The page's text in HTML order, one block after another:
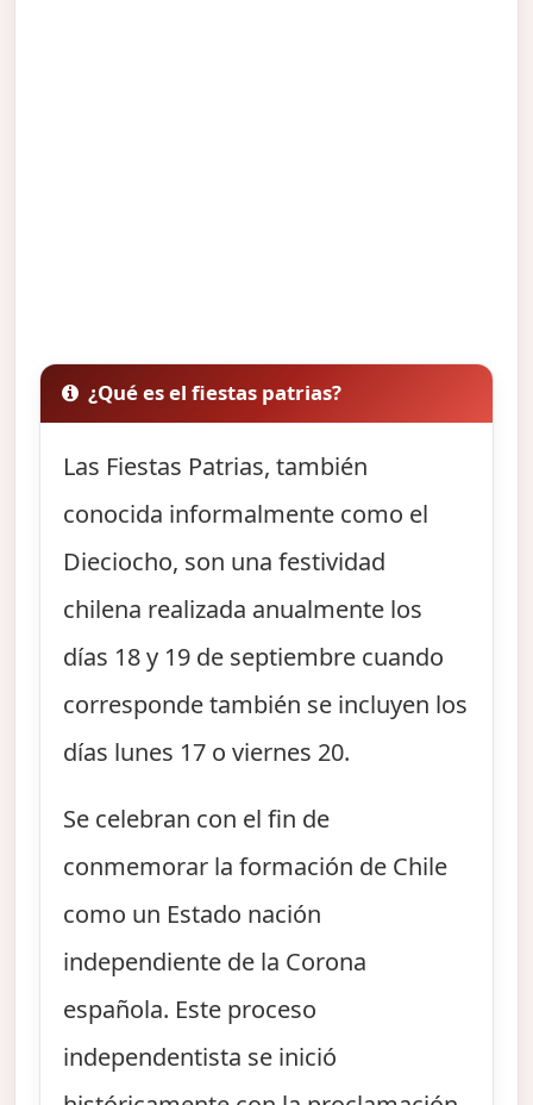
¿Qué es el fiestas patrias?
Las Fiestas Patrias, también
conocida informalmente como el
Dieciocho, son una festividad
chilena realizada anualmente los
días 18 y 19 de septiembre cuando
corresponde también se incluyen los
días lunes 17 o viernes 20.
Se celebran con el fin de
conmemorar la formación de Chile
como un Estado nación
independiente de la Corona
española. Este proceso
independentista se inició